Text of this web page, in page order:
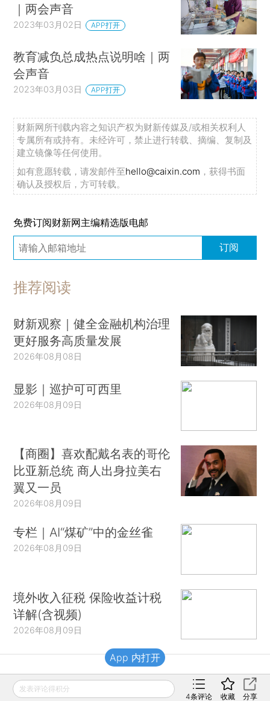
｜两会声音
2023年03月02日 APP打开
教育减负总成热点说明啥｜两
会声音
2023年03月03日 APP打开
财新网所刊载内容之知识产权为财新传媒及/或相关权利人
专属所有或持有。未经许可，禁止进行转载、摘编、复制及
建立镜像等任何使用。
如有意愿转载，请发邮件至hello@caixin.com ，获得书面
确认及授权后，方可转载。
免费订阅财新网主编精选版电邮
订阅
推荐阅读
财新观察｜健全金融机构治理
更好服务高质量发展
2026年08月08日
显影｜巡护可可西里
2026年08月09日
【商圈】喜欢配戴名表的哥伦
比亚新总统 商人出身拉美右
翼又一员
2026年08月09日
专栏｜AI“煤矿”中的金丝雀
2026年08月09日
境外收入征税 保险收益计税
详解(含视频)
2026年08月09日
财新移动
发表评论得积分
4条评论 收藏 分享
App 内打开